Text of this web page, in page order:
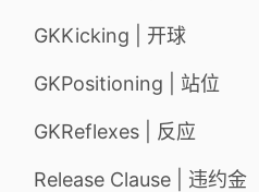
GKKicking | 开球
GKPositioning | 站位
GKReflexes | 反应
Release Clause | 违约金